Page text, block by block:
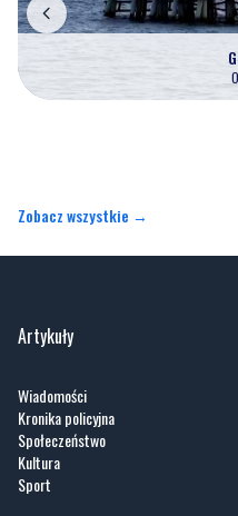
Zobacz wszystkie →
Artykuły
Wiadomości
Kronika policyjna
Społeczeństwo
Kultura
Sport